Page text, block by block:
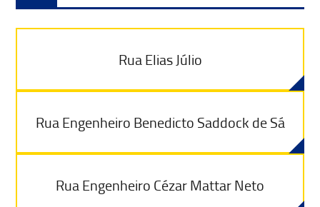
Rua Elias Júlio
Rua Engenheiro Benedicto Saddock de Sá
Rua Engenheiro Cézar Mattar Neto